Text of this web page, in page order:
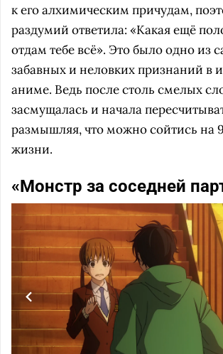
к его алхимическим причудам,
раздумий ответила: «Какая ещё
отдам тебе всё». Это было одно из
забавных и неловких признаний в
аниме. Ведь после столь смелых
засмущалась и начала
размышляя, что можно сойтись на
жизни.
«Монстр за соседней